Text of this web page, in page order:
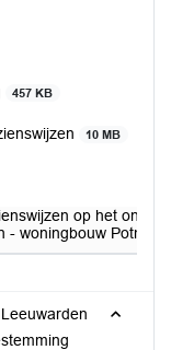
457 KB
10 MB
op het
- woningbouw